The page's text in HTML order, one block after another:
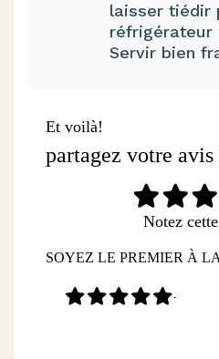
laisser tiédir
réfrigérateur
Servir bien
Et voilà!
partagez votre avis
Notez
SOYEZ LE PREMIER À
-